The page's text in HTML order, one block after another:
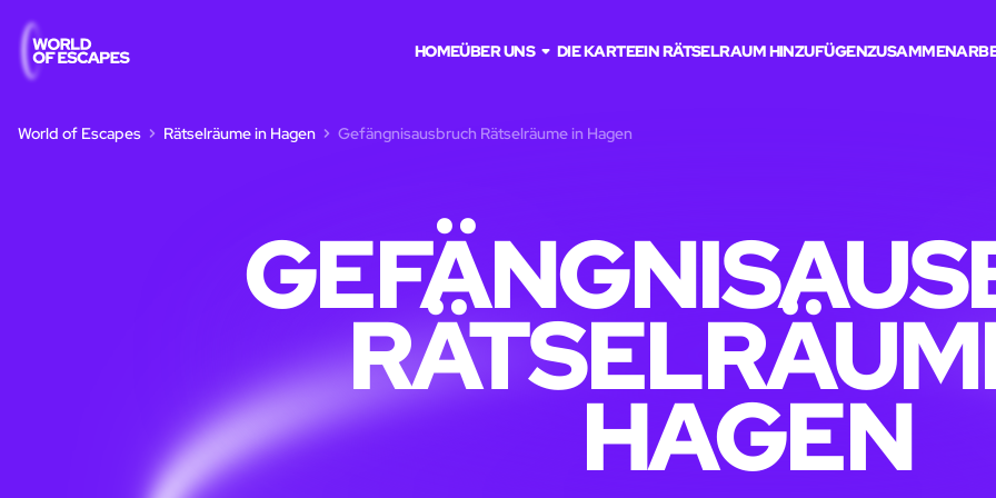
HOMEÜBER UNS DIE KARTEEIN RÄTSELRAUM HINZUFÜGEN
World of Escapes Rätselräume in Hagen Gefängnisausbruch Rätselräume in Hagen
HAGEN